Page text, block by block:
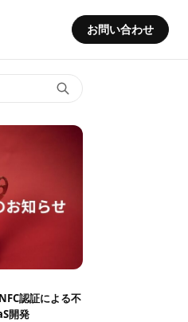
お問い合わせ
認証による不
開発